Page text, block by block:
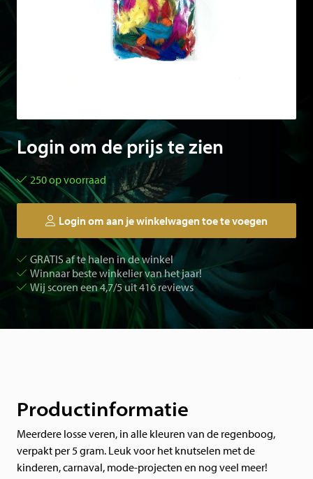
Login om de prijs te zien
250 op voorraad
Login om aan je winkelwagen toe te voegen
GRATIS af te halen in de winkel
Winnaar beste winkelier van het jaar!
Wij scoren een 4,7/5 uit 416 reviews
Productinformatie
Meerdere losse veren, in alle kleuren van de regenboog,
verpakt per 5 gram. Leuk voor het knutselen met de
kinderen, carnaval, mode-projecten en nog veel meer!